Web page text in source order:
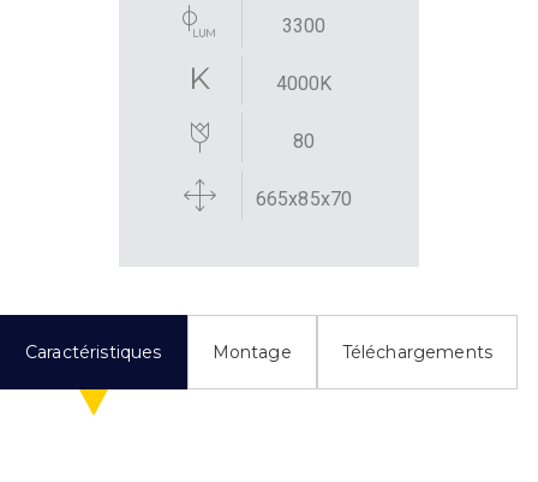
3300
4000K
80
665x85x70
Caractéristiques Montage Téléchargements